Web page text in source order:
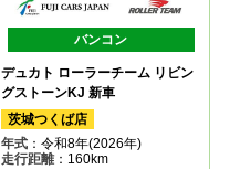
バンコン
デュカト ローラーチーム リビン
グストーンKJ 新車
茨城つくば店
年式：令和8年(2026年)
走行距離：160km